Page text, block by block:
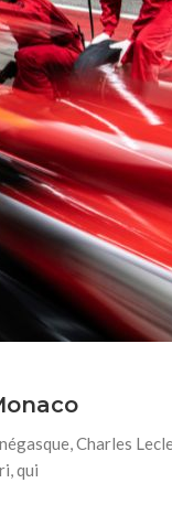
Charles
qui